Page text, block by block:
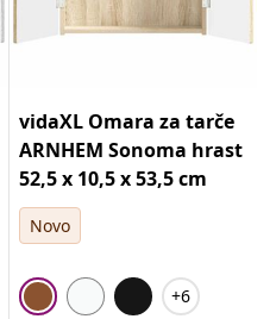
vidaXL Omara za tarče
ARNHEM Sonoma hrast
52,5 x 10,5 x 53,5 cm
Novo
+6